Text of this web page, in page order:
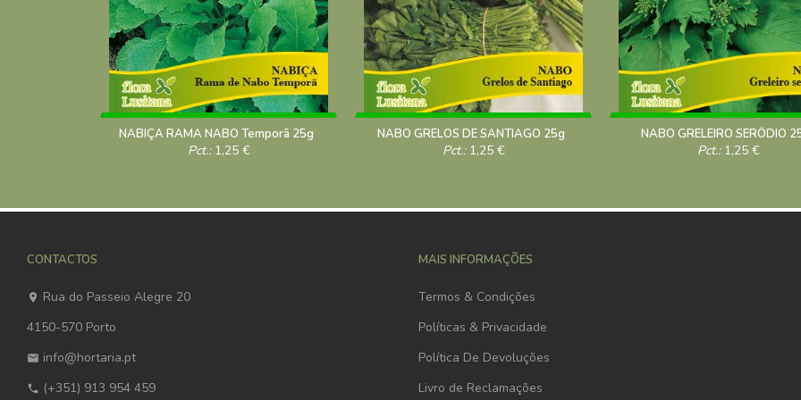
NABIÇA RAMA NABO Temporã 25g
Pct.: 1,25 €
NABO GRELOS DE SANTIAGO 25g
Pct.: 1,25 €
NABO GRELEIRO SERÔDIO
Pct.: 1,25 €
CONTACTOS
Rua do Passeio Alegre 20
4150-570 Porto
info@hortaria.pt
(+351) 913 954 459
MAIS INFORMAÇÕES
Termos & Condições
Políticas & Privacidade
Política De Devoluções
Livro de Reclamações